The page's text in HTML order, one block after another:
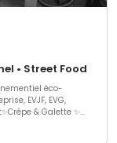
• Street Food
éco-
EVJF, EVG,
& Galette ✨
et un
nous sommes fiers